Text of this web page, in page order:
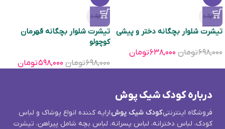
تمام‌شد
تیشرت شلوار بچگانه دختر و پیشی
۶۹۸,۰۰۰تومان ۶۳۸,۰۰۰تومان
تمام‌شد
تیشرت شلوار بچگانه قهرمان
کوچولو
۶۹۸,۰۰۰تومان ۵۹۸,۰۰۰تومان
درباره کودک شیک پوش
فروشگاه اینترنتیکودک شیک پوشارایه کننده انواع پوشاک و لباس
کودک، لباس دخترانه، لباس پسرانه، لباس بچه شامل پیراهن، تیشرت